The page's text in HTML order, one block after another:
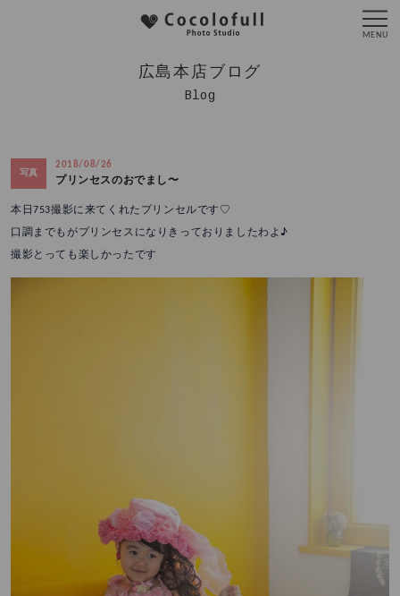
広島本店ブログ
Blog
写真
2018/08/26
プリンセスのおでまし〜
本日753撮影に来てくれたプリンセルです♡
口調までもがプリンセスになりきっておりましたわよ♪
撮影とっても楽しかったです